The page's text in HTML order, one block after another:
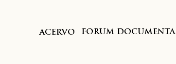
ACERVO FORUM DOCUMENTA